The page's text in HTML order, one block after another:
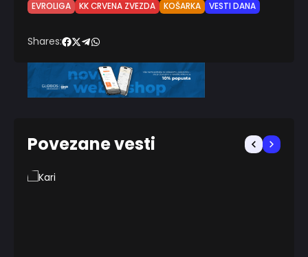
EVROLIGA
KK CRVENA ZVEZDA KOŠARKA VESTI DANA
Shares:
Povezane vesti